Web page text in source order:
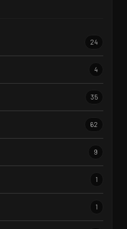
24
4
35
62
9
1
1